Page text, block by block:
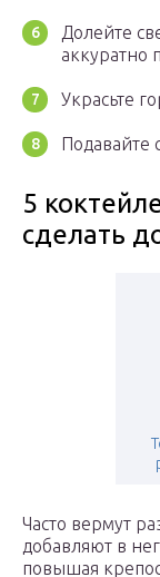
Долейте
аккуратно
Украсьте
Подавайте
5
сделать
Часто вермут
добавляют в
повышая